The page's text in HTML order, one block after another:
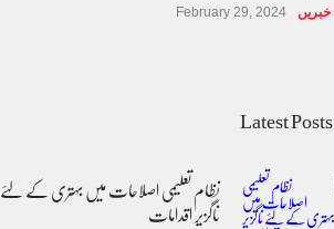
خبریں February 29, 2024
Latest Posts
نظام تعلیمی اصلاحات میں بہتری کے لئے
ناگزیر اقدامات